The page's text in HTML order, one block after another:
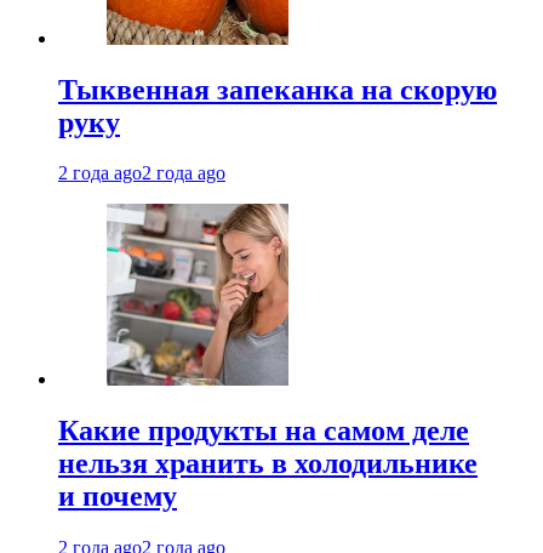
Тыквенная запеканка на скорую
руку
2 года ago2 года ago
Какие продукты на самом деле
нельзя хранить в холодильнике
и почему
2 года ago2 года ago